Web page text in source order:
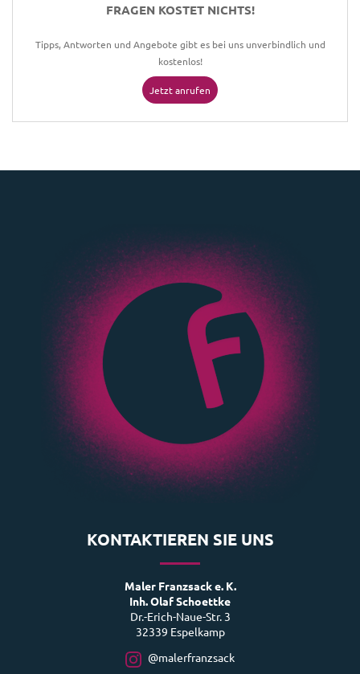
FRAGEN KOSTET NICHTS!
Tipps, Antworten und Angebote gibt es bei uns unverbindlich und
kostenlos!
Jetzt anrufen
KONTAKTIEREN SIE UNS
Maler Franzsack e. K.
Inh. Olaf Schoettke
Dr.-Erich-Naue-Str. 3
32339 Espelkamp
@malerfranzsack